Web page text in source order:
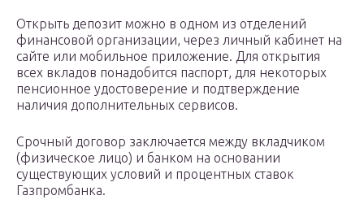
Открыть депозит можно в одном из отделений
финансовой организации, через личный кабинет на
сайте или мобильное приложение. Для открытия
всех вкладов понадобится паспорт, для некоторых
пенсионное удостоверение и подтверждение
наличия дополнительных сервисов.
Срочный договор заключается между вкладчиком
(физическое лицо) и банком на основании
существующих условий и процентных ставок
Газпромбанка.